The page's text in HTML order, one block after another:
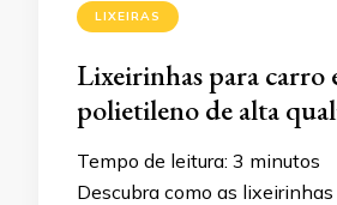
LIXEIRAS
Lixeirinhas para carro
polietileno de alta
Tempo de leitura: 3 minutos
Descubra como as